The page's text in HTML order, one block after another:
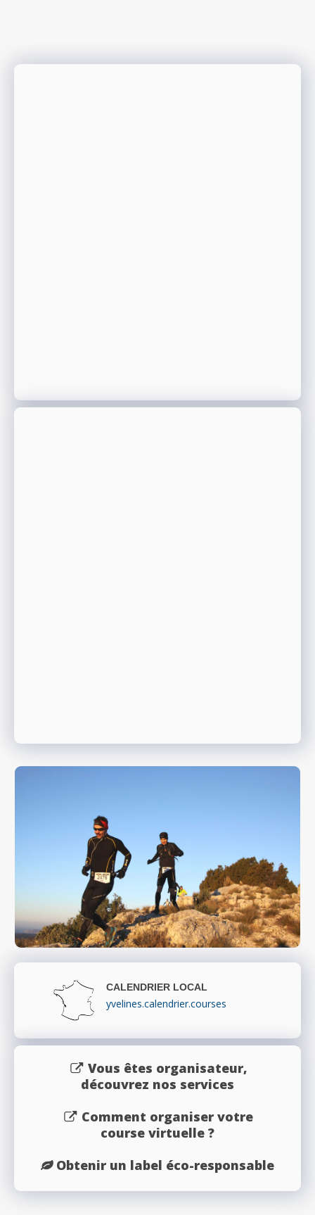
CALENDRIER LOCAL
yvelines.calendrier.courses
Vous êtes organisateur,
découvrez nos services
Comment organiser votre
course virtuelle ?
Obtenir un label éco-responsable